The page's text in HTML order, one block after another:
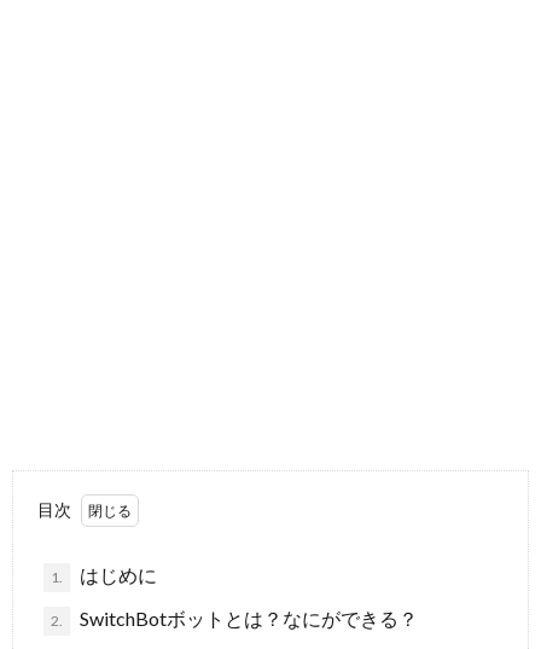
目次
1. はじめに
2. SwitchBotボットとは？なにができる？